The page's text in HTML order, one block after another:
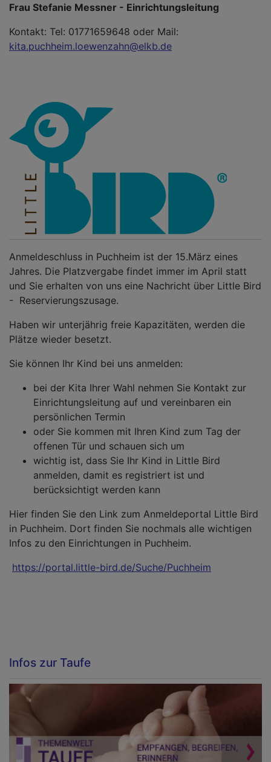
Frau Stefanie Messner - Einrichtungsleitung
Kontakt: Tel: 01771659648 oder Mail:
kita.puchheim.loewenzahn@elkb.de
Anmeldeschluss in Puchheim ist der 15.März eines
Jahres. Die Platzvergabe findet immer im April statt
und Sie erhalten von uns eine Nachricht über Little Bird
- Reservierungszusage.
Haben wir unterjährig freie Kapazitäten, werden die
Plätze wieder besetzt.
Sie können Ihr Kind bei uns anmelden:
bei der Kita Ihrer Wahl nehmen Sie Kontakt zur
Einrichtungsleitung auf und vereinbaren ein
persönlichen Termin
oder Sie kommen mit Ihren Kind zum Tag der
offenen Tür und schauen sich um
wichtig ist, dass Sie Ihr Kind in Little Bird
anmelden, damit es registriert ist und
berücksichtigt werden kann
Hier finden Sie den Link zum Anmeldeportal Little Bird
in Puchheim. Dort finden Sie nochmals alle wichtigen
Infos zu den Einrichtungen in Puchheim.
https://portal.little-bird.de/Suche/Puchheim
Infos zur Taufe